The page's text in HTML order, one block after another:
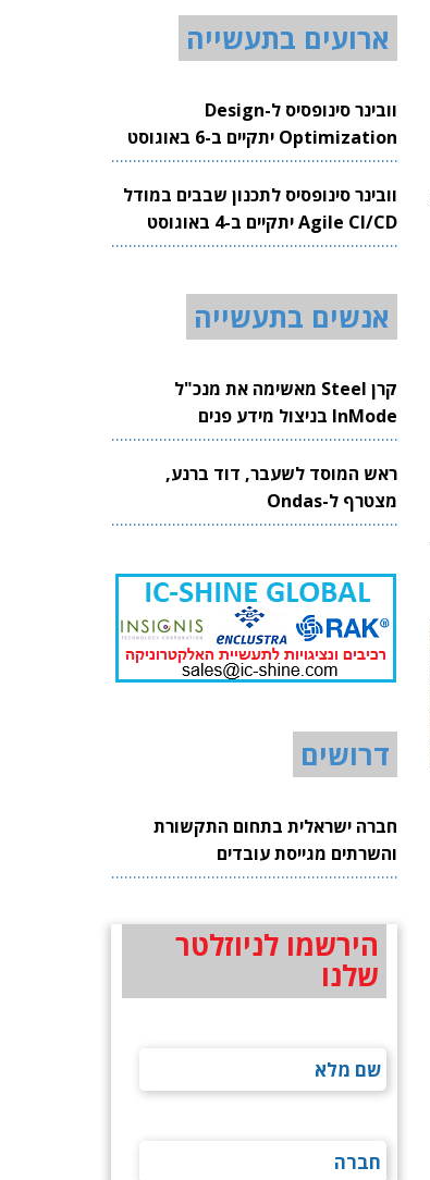
ארועים בתעשייה
וובינר סינופסיס ל-Design
Optimization יתקיים ב-6 באוגוסט
2026
וובינר סינופסיס לתכנון שבבים במודל
Agile CI/CD יתקיים ב-4 באוגוסט
2026
אנשים בתעשייה
קרן Steel מאשימה את מנכ"ל
InMode בניצול מידע פנים
ראש המוסד לשעבר, דוד ברנע,
מצטרף ל-Ondas
דרושים
חברה ישראלית בתחום התקשורת
והשרתים מגייסת עובדים
הירשמו לניוזלטר
שלנו